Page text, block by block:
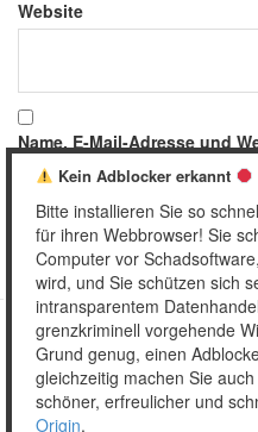
Website
Name, E-Mail-Adresse und
meinen nächsten Kommentar
Copyright ©
MobileWordPress
Kein Adblocker erkannt
Bitte installieren Sie so
für ihren Webbrowser! Sie
Computer vor
wird, und Sie schützen sich
intransparentem
grenzkriminell vorgehende
Grund genug, einen
gleichzeitig machen Sie
schöner, erfreulicher und
Origin.